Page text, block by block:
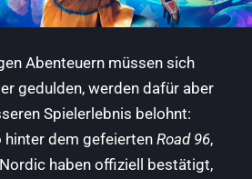
Abenteuern müssen sich
gedulden, werden dafür aber
Spielerlebnis belohnt:
hinter dem gefeierten Road 96,
haben offiziell bestätigt,